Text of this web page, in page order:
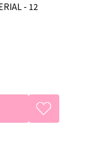
- 12